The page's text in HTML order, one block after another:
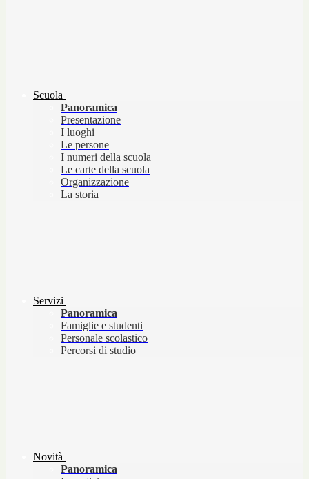
Scuola
Panoramica
Presentazione
I luoghi
Le persone
I numeri della scuola
Le carte della scuola
Organizzazione
La storia
Servizi
Panoramica
Famiglie e studenti
Personale scolastico
Percorsi di studio
Novità
Panoramica